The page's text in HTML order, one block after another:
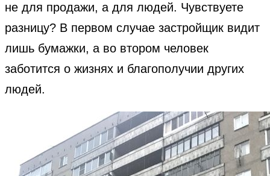
не для продажи, а для людей. Чувствуете
разницу? В первом случае застройщик видит
лишь бумажки, а во втором человек
заботится о жизнях и благополучии других
людей.